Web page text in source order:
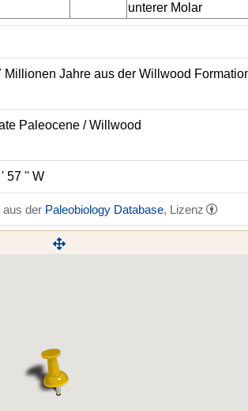
unterer Molar
Jahre aus der Willwood
Paleocene / Willwood
57 '' W
aus der Paleobiology Database, Lizenz